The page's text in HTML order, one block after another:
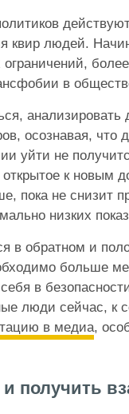
квир людей.
в
анализировать
осознавая, что
уйти не
к новым
пока не снизит
низких
в обратном и
больше
в
люди сейчас, к
в медиа,
получить